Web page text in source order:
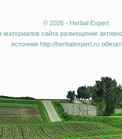
© 2026 - Herbal Expert
материалов сайта размещение
источник http://herbalexpert.ru